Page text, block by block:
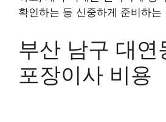
확인하는 등 신중하게 준비하는
부산 남구 대연
포장이사 비용